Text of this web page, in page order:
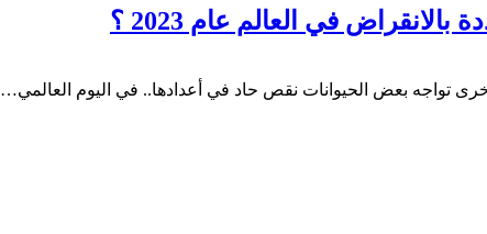
أخرى تواجه بعض الحيوانات نقص حاد في أعدادها.. في اليوم العالمي…